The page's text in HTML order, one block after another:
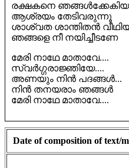
രക്ഷകനെ ഞങ്ങൾക്കേകിയ
ആശ്രയം തേടിവരുന്നൂ
ശാശ്വത ശാന്തിതൻ
ഞങ്ങളെ നീ നയിച്ചീടണേ
മേരി നാഥേ മാതാവേ....
സ്വർഗ്ഗരാജ്ഞിയേ....
അണയും നിൻ പദങ്ങൾ...
നിൻ തനയരാം ഞങ്ങൾ
മേരി നാഥേ മാതാവേ....
Date of composition of text/